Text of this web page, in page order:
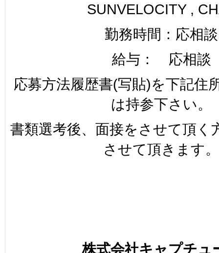
SUNVELOCITY ,
勤務時間：応相談
給与： 応相談
応募方法履歴書(写貼)を下記住
は持参下さい。
書類選考後、面接をさせて頂く
させて頂きます。
株式会社キャプチュ